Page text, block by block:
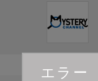
エラー